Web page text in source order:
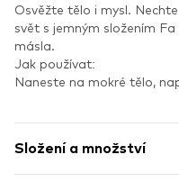
Osvěžte tělo i mysl.
svět s jemným složením
másla.
Jak používat:
Naneste na mokré tělo,
Složení a množství